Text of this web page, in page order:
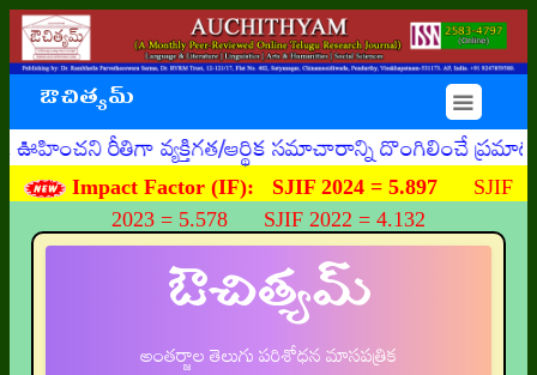
ఔచిత్యమ్ ☰
ఆర్థిక సమాచారాన్ని దొంగిలించే ప్రమాదకరమైన
Impact Factor (IF): SJIF 2024 = 5.897 SJIF
2023 = 5.578 SJIF 2022 = 4.132
ఔచిత్యమ్
అంతర్జాల తెలుగు పరిశోధన మాసపత్రిక